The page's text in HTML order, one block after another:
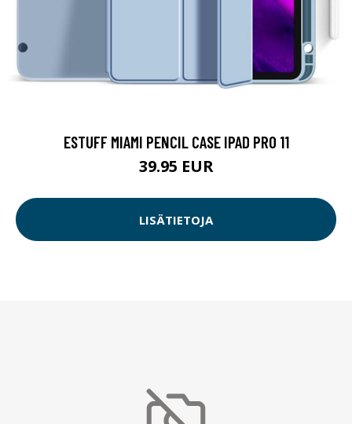
ESTUFF MIAMI PENCIL CASE IPAD PRO 11
39.95 EUR
LISÄTIETOJA